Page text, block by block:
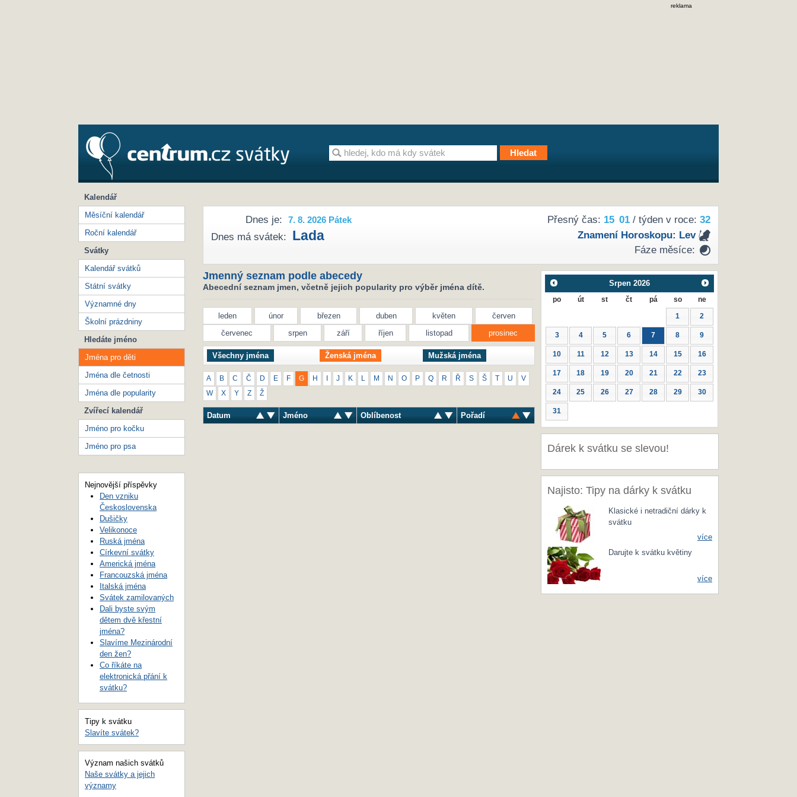
reklama
Přesný čas: 15 01/ týden v roce: 32
Znamení Horoskopu: Lev
Fáze měsíce:
Dnes je: 7. 8. 2026 Pátek
Dnes má svátek: Lada
Jmenný seznam podle abecedy
Abecední seznam jmen, včetně jejich popularity pro výběr jména dítě.
leden únor březen duben květen
červen
červenec
srpen září říjen listopad prosinec
Všechny jména Ženská jména Mužská jména
A B C Č D E F G H J K M N O P Q R Ř S Š U V
W X Y Z Ž
Datum Jméno Oblíbenost Pořadí
Srpen 2026
po út st čt pá so ne
1 2
3 4 5 6 7 8 9
10 11 12 13 14 15 16
17 18 19 20 21 22 23
24 25 26 27 28 29 30
31
Dárek k svátku se slevou!
Najisto: Tipy na dárky k svátku
Klasické i netradiční dárky k
svátku
více
Darujte k svátku květiny
více
Kalendář
Měsíční kalendář
Roční kalendář
Svátky
Kalendář svátků
Státní svátky
Významné dny
Školní prázdniny
Hledáte jméno
Jména pro děti
Jména dle četnosti
Jména dle popularity
Zvířecí kalendář
Jméno pro kočku
Jméno pro psa
Nejnovější příspěvky
Den vzniku
Československa
Dušičky
Velikonoce
Ruská jména
Církevní svátky
Americká jména
Francouzská jména
Italská jména
Svátek zamilovaných
Dali byste svým
dětem dvě křestní
jména?
Slavíme Mezinárodní
den žen?
Co říkáte na
elektronická přání k
svátku?
Tipy k svátku
Slavíte svátek?
Význam našich svátků
Naše svátky a jejich
významy